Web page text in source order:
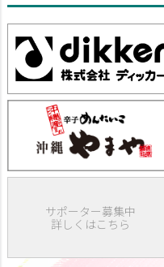
サポーター募集中
詳しくはこちら